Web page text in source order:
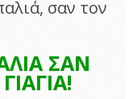
σαν τον
ΣΑΝ